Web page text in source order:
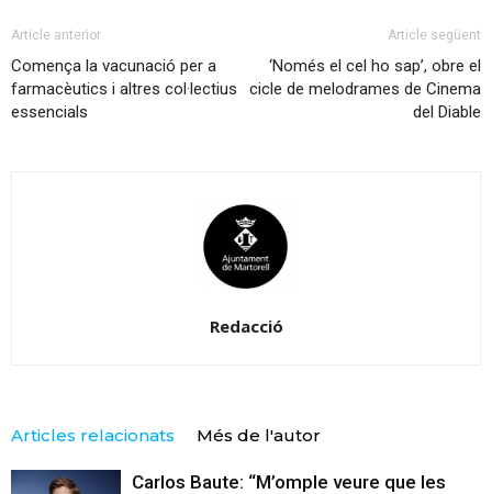
Article anterior
Comença la vacunació per a
farmacèutics i altres col·lectius
essencials
Article següent
‘Només el cel ho sap’, obre el
cicle de melodrames de Cinema
del Diable
Redacció
Articles relacionats Més de l'autor
Carlos Baute: “M’omple veure que les